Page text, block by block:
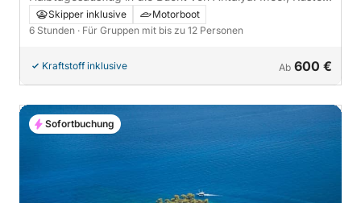
und Angelerlebnis
Skipper inklusive
Motorboot
6 Stunden · Für Gruppen mit bis zu 12 Personen
Kraftstoff inklusive Ab 600 €
Sofortbuchung